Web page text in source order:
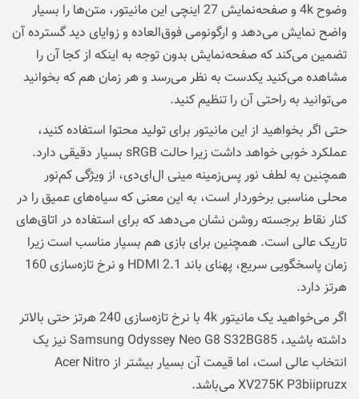
وضوح 4k و صفحه‌نمایش 27 اینچی این مانیتور، متن‌ها را بسیار
واضح نمایش می‌دهد و ارگونومی فوق‌العاده و زوایای دید گسترده آن
تضمین می‌کند که صفحه‌نمایش بدون توجه به اینکه از کجا آن را
مشاهده می‌کنید یکدست به نظر می‌رسد و هر زمان هم که بخوانید
می‌توانید به راحتی آن را تنظیم کنید.
حتی اگر بخواهید از این مانیتور برای تولید محتوا استفاده کنید،
عملکرد خوبی خواهد داشت زیرا حالت sRGB بسیار دقیقی دارد.
همچنین به لطف نور پس‌زمینه مینی ال‌ای‌دی، از ویژگی کم‌نور
محلی مناسبی برخوردار است، به این معنی که سیاه‌های عمیق را در
کنار نقاط برجسته روشن نشان می‌دهد که برای استفاده در اتاق‌های
تاریک عالی است. همچنین برای بازی هم بسیار مناسب است زیرا
زمان پاسخگویی سریع، پهنای باند HDMI 2.1 و نرخ تازه‌سازی 160
هرتز دارد.
اگر می‌خواهید یک مانیتور 4k با نرخ تازه‌سازی 240 هرتز حتی بالاتر
داشته باشید، Samsung Odyssey Neo G8 S32BG85 نیز یک
انتخاب عالی است، اما قیمت آن بسیار بیشتر از Acer Nitro
XV275K P3biipruzx می‌باشد.